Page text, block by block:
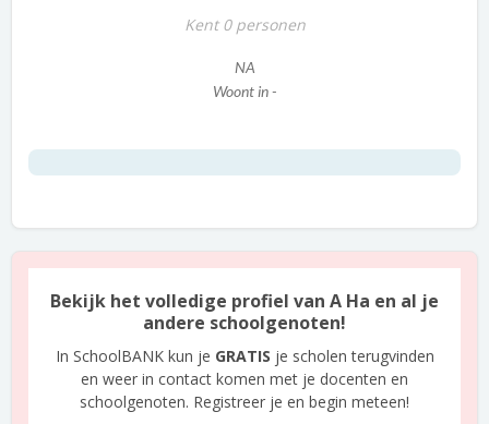
Kent 0 personen
NA
Woont in -
Bekijk het volledige profiel van A Ha en al je
andere schoolgenoten!
In SchoolBANK kun je GRATIS je scholen terugvinden
en weer in contact komen met je docenten en
schoolgenoten. Registreer je en begin meteen!